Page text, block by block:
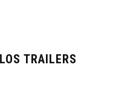
TRAILERS